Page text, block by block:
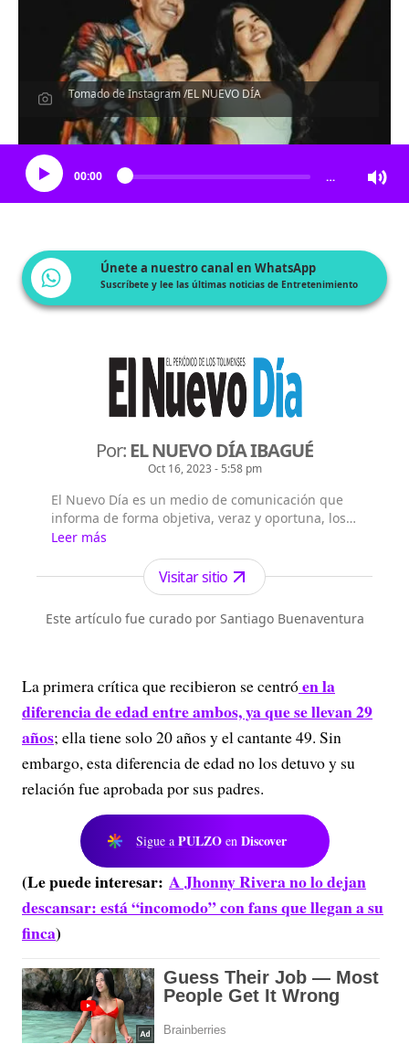
Tomado de Instagram /EL NUEVO DÍA
Escucha el artículo
00:00 …
Únete a nuestro canal en WhatsApp
Suscríbete y lee las últimas noticias de Entretenimiento
Por:EL NUEVO DÍA IBAGUÉ
Oct 16, 2023 - 5:58 pm
El Nuevo Día es un medio de comunicación que
informa de forma objetiva, veraz y oportuna, los
sucesos de actualidad en Ibagué, el Tolima,
Colombia y el Mundo.
Leer más
Visitar sitio
Este artículo fue curado por Santiago Buenaventura
La primera crítica que recibieron se centróen la
diferencia de edad entre ambos, ya que se llevan 29
años; ella tiene solo 20 años y el cantante 49. Sin
embargo, esta diferencia de edad no los detuvo y su
relación fue aprobada por sus padres.
Sigue a PULZO en Discover
(Le puede interesar: A Jhonny Rivera no lo dejan
descansar: está “incomodo” con fans que llegan a su
finca)